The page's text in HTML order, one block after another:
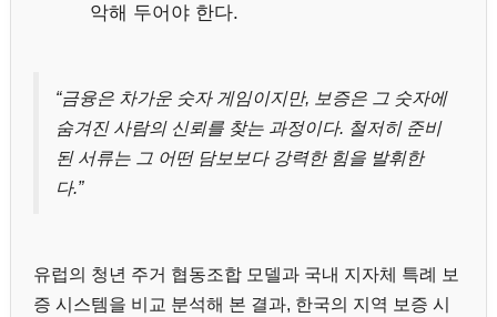
악해 두어야 한다.
“금융은 차가운 숫자 게임이지만, 보증은 그 숫자에
숨겨진 사람의 신뢰를 찾는 과정이다. 철저히 준비
된 서류는 그 어떤 담보보다 강력한 힘을 발휘한
다.”
유럽의 청년 주거 협동조합 모델과 국내 지자체 특례 보
증 시스템을 비교 분석해 본 결과, 한국의 지역 보증 시